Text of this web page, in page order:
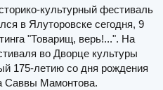
культурный фестиваль
в Ялуторовске сегодня, 9
"Товарищ, верь!...". На
во Дворце культуры
175-летию со дня рождения
Саввы Мамонтова.